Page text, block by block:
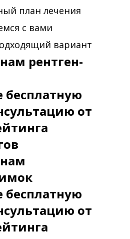
план лечения
с вами
вариант
рентген-
бесплатную
от
бесплатную
от